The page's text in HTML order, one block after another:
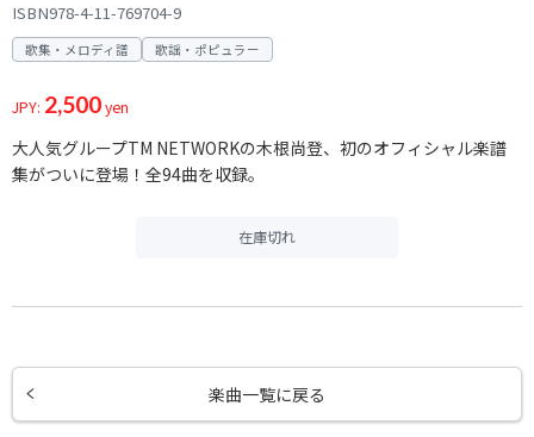
ISBN978-4-11-769704-9
歌集・メロディ譜 歌謡・ポピュラー
JPY: 2,500yen
大人気グループTM NETWORKの木根尚登、初のオフィシャル楽譜
集がついに登場！全94曲を収録。
在庫切れ
楽曲一覧に戻る